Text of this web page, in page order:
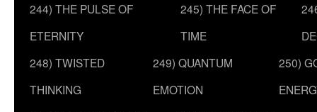
244) THE PULSE OF
ETERNITY
245) THE FACE OF
TIME
248) TWISTED
THINKING
249) QUANTUM
EMOTION
250)